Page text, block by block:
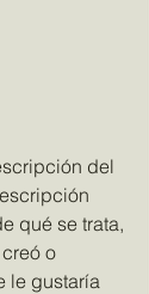
del
qué se trata,
o
le gustaría